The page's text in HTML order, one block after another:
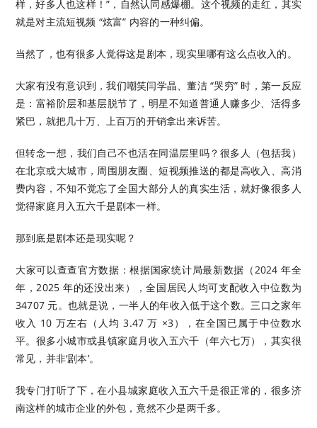
样，好多人也这样！”，自然认同感爆棚。这个视频的走红，其实
就是对主流短视频 “炫富” 内容的一种纠偏。
当然了，也有很多人觉得这是剧本，现实里哪有这么点收入的。
大家有没有意识到，我们嘲笑闫学晶、董洁 “哭穷” 时，第一反应
是：富裕阶层和基层脱节了，明星不知道普通人赚多少、活得多
紧巴，就把几十万、上百万的开销拿出来诉苦。
但转念一想，我们自己不也活在同温层里吗？很多人（包括我）
在北京或大城市，周围朋友圈、短视频推送的都是高收入、高消
费内容，不知不觉忘了全国大部分人的真实生活，就好像很多人
觉得家庭月入五六千是剧本一样。
那到底是剧本还是现实呢？
大家可以查查官方数据：根据国家统计局最新数据（2024 年全
年，2025 年的还没出来），全国居民人均可支配收入中位数为
34707 元。也就是说，一半人的年收入低于这个数。三口之家年
收入 10 万左右（人均 3.47 万 ×3），在全国已属于中位数水
平。很多小城市或县镇家庭月收入五六千（年六七万），其实很
常见，并非‘剧本’。
我专门打听了下，在小县城家庭收入五六千是很正常的，很多济
南这样的城市企业的外包，竟然不少是两千多。